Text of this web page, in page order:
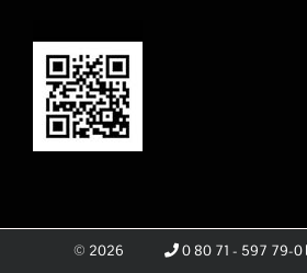
© 2026 0 80 71 - 597 79-0